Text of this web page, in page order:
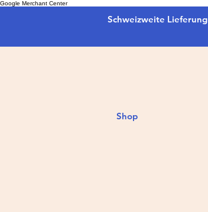
Google Merchant Center
Schweizweite Lieferung
Shop